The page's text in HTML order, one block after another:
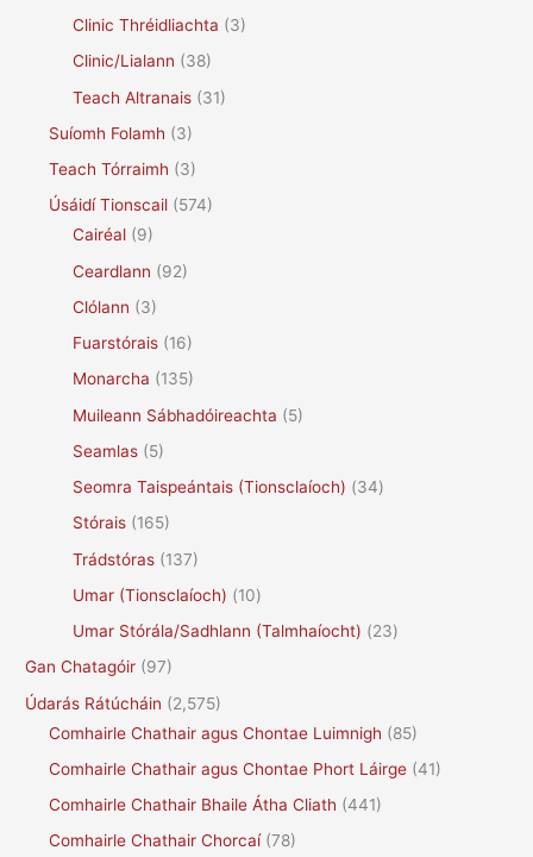
Clinic Thréidliachta (3)
Clinic/Lialann (38)
Teach Altranais (31)
Suíomh Folamh (3)
Teach Tórraimh (3)
Úsáidí Tionscail (574)
Cairéal (9)
Ceardlann (92)
Clólann (3)
Fuarstórais (16)
Monarcha (135)
Muileann Sábhadóireachta (5)
Seamlas (5)
Seomra Taispeántais (Tionsclaíoch) (34)
Stórais (165)
Trádstóras (137)
Umar (Tionsclaíoch) (10)
Umar Stórála/Sadhlann (Talmhaíocht) (23)
Gan Chatagóir (97)
Údarás Rátúcháin (2,575)
Comhairle Chathair agus Chontae Luimnigh (85)
Comhairle Chathair agus Chontae Phort Láirge (41)
Comhairle Chathair Bhaile Átha Cliath (441)
Comhairle Chathair Chorcaí(78)